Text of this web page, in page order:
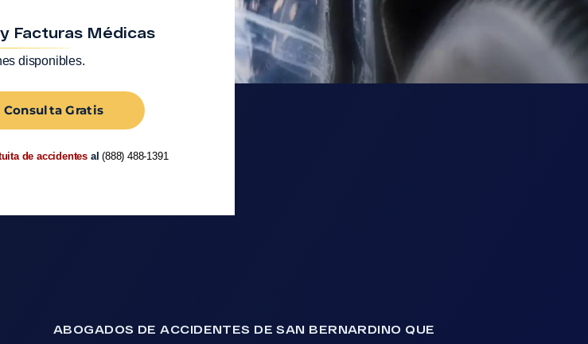
Facturas Médicas
disponibles.
Consulta Gratis
de accidentes al(888) 488-1391
ABOGADOS DE ACCIDENTES DE SAN BERNARDINO QUE